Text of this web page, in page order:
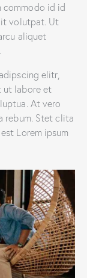
commodo id id
volutpat. Ut
aliquet
elitr,
ut labore et
At vero
rebum. Stet clita
Lorem ipsum